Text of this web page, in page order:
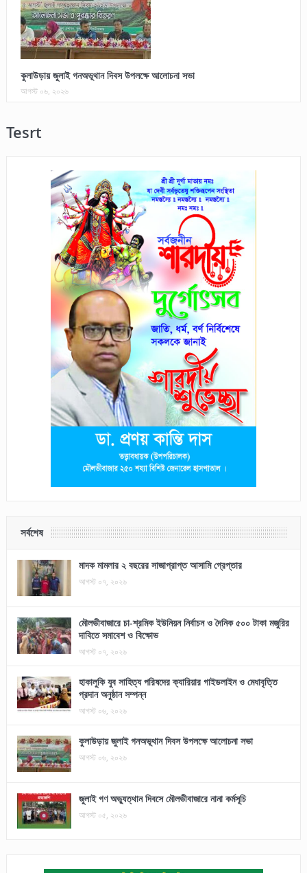
কুলাউড়ায় জুলাই গনঅভূথান দিবস উপলক্ষে আলোচনা সভা
আগস্ট ০৬, ২০২৬
Tesrt
সর্বশেষ
মাদক মামলার ২ বছরের সাজাপ্রাপ্ত আসামি গ্রেপ্তার
আগস্ট ০৭, ২০২৬
মৌলভীবাজারে চা-শ্রমিক ইউনিয়ন নির্বাচন ও দৈনিক ৫০০ টাকা মজুরির
দাবিতে সমাবেশ ও বিক্ষোভ
আগস্ট ০৭, ২০২৬
হাকালুকি যুব সাহিত্য পরিষদের ক্যারিয়ার গাইডলাইন ও মেধাবৃত্তি
প্রদান অনুষ্ঠান সম্পন্ন
আগস্ট ০৬, ২০২৬
কুলাউড়ায় জুলাই গনঅভূথান দিবস উপলক্ষে আলোচনা সভা
আগস্ট ০৬, ২০২৬
জুলাই গণ অভ্যুত্থান দিবসে মৌলভীবাজারে নানা কর্মসূচি
আগস্ট ০৫, ২০২৬